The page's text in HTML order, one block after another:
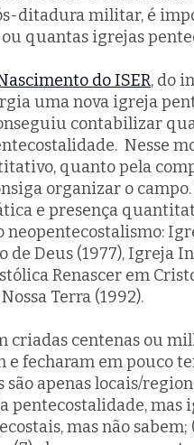
ditadura militar, é
quantas igrejas
do ISER, do
uma nova igreja
contabilizar
. Nesse
quanto pela
organizar o
e presença
de Deus (1977), Igreja
Renascer em
Terra (1992).
criadas centenas ou
fecharam em pouco
são apenas locais/
pentecostalidade, mas
mas não